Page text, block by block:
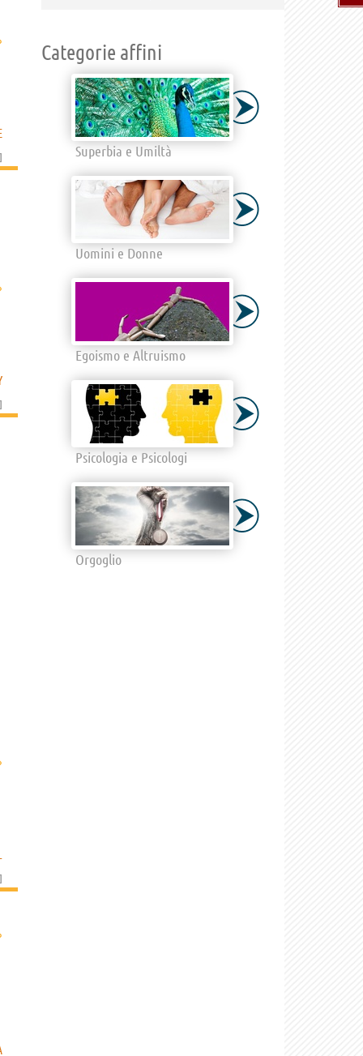
]
]
]
Categorie affini
Superbia e Umiltà
Uomini e Donne
Egoismo e Altruismo
Psicologia e Psicologi
Orgoglio